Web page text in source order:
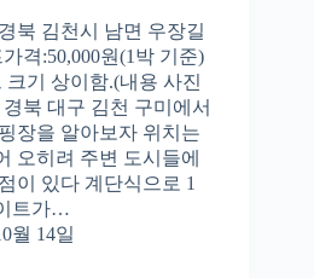
북 김천시 남면 우장길
격:50,000원(1박 기준)
기 상이함.(내용 사진
북 대구 김천 구미에서
장을 알아보자 위치는
오히려 주변 도시들에
이 있다 계단식으로 1
트가…
월 14일